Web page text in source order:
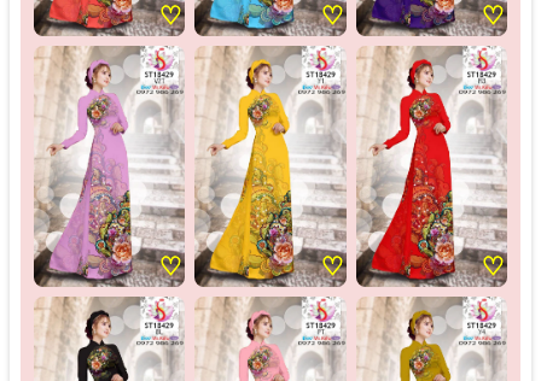
♡ ♡ ♡
♡ ♡ ♡